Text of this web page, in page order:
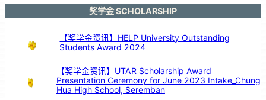
1
年
奖学金 SCHOLARSHIP
【奖学金资讯】HELP University Outstanding
Students Award 2024
【奖学金资讯】UTAR Scholarship Award
Presentation Ceremony for June 2023 Intake_Chung
Hua High School, Seremban